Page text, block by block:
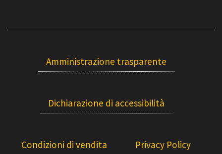
Amministrazione trasparente
Dichiarazione di accessibilità
Condizioni di vendita Privacy Policy